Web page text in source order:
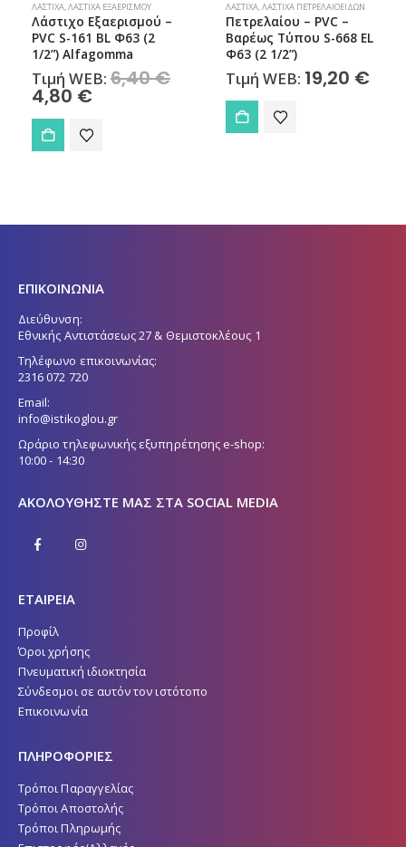
ΛΆΣΤΙΧΑ,ΛΆΣΤΙΧΑ ΕΞΑΕΡΙΣΜΟΎ
Λάστιχο Εξαερισμού –
PVC S-161 BL Φ63 (2
1/2”) Alfagomma
Τιμή WEB: 6,40€ Original
4,80 €Η
είναι:
ΛΆΣΤΙΧΑ,ΛΆΣΤΙΧΑ ΠΕΤΡΕΛΑΙΟΕΙΔΏΝ
Πετρελαίου – PVC –
Βαρέως Τύπου S-668 EL
Φ63 (2 1/2”)
Τιμή WEB: 19,20 €
ΕΠΙΚΟΙΝΩΝΙΑ
Διεύθυνση:
Εθνικής Αντιστάσεως 27 & Θεμιστοκλέους 1
Τηλέφωνο επικοινωνίας:
2316 072 720
Email:
info@istikoglou.gr
Ωράριο τηλεφωνικής εξυπηρέτησης e-shop:
10:00 - 14:30
ΑΚΟΛΟΥΘΉΣΤΕ ΜΑΣ ΣΤΑ SOCIAL MEDIA
ΕΤΑΙΡΕΙΑ
Προφίλ
Όροι χρήσης
Πνευματική ιδιοκτησία
Σύνδεσμοι σε αυτόν τον ιστότοπο
Επικοινωνία
ΠΛΗΡΟΦΟΡΙΕΣ
Τρόποι Παραγγελίας
Τρόποι Αποστολής
Τρόποι Πληρωμής